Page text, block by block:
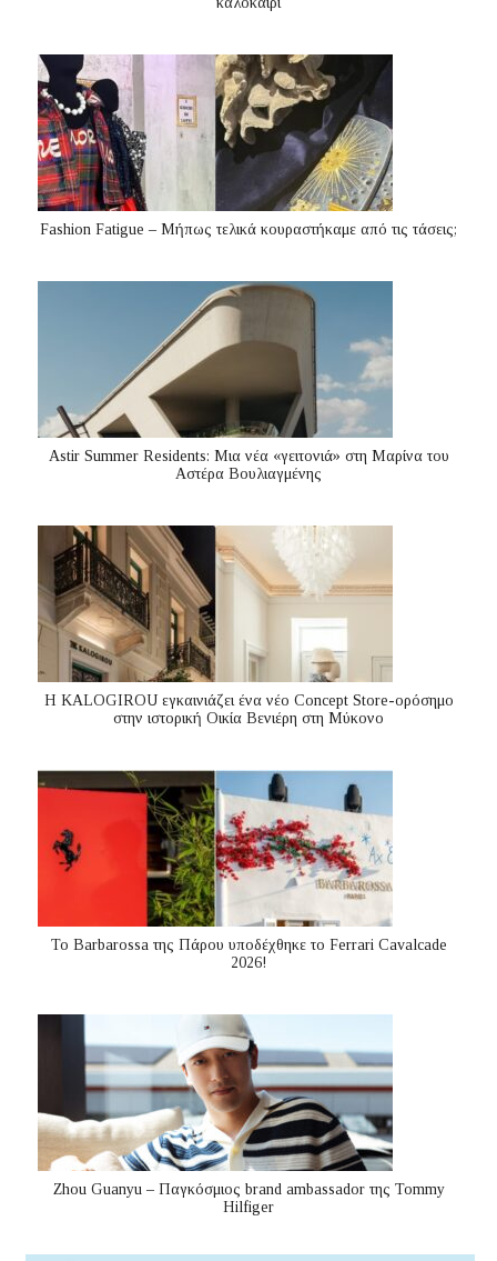
Fashion Fatigue – Μήπως τελικά κουραστήκαμε από τις τάσεις;
Astir Summer Residents: Μια νέα «γειτονιά» στη Μαρίνα του
Αστέρα Βουλιαγμένης
Η KALOGIROU εγκαινιάζει ένα νέο Concept Store-ορόσημο
στην ιστορική Οικία Βενιέρη στη Μύκονο
Το Barbarossa της Πάρου υποδέχθηκε το Ferrari Cavalcade
2026!
Zhou Guanyu – Παγκόσμιος brand ambassador της Tommy
Hilfiger